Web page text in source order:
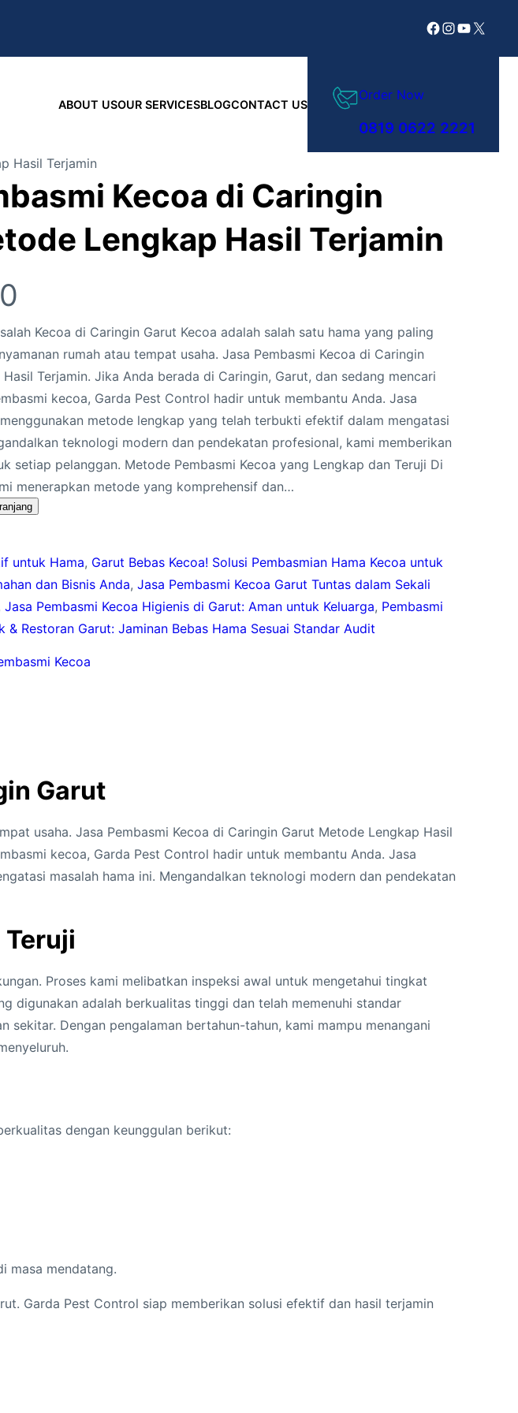
Facebook
Instagram
YouTube
X
ABOUT USOUR SERVICESBLOGCONTACT US
Order Now
0819 0622 2221
Hasil Terjamin
Kecoa di Caringin
Lengkap Hasil Terjamin
Kecoa di Caringin Garut Kecoa adalah salah satu hama yang paling
rumah atau tempat usaha. Jasa Pembasmi Kecoa di Caringin
Terjamin. Jika Anda berada di Caringin, Garut, dan sedang mencari
kecoa, Garda Pest Control hadir untuk membantu Anda. Jasa
metode lengkap yang telah terbukti efektif dalam mengatasi
teknologi modern dan pendekatan profesional, kami memberikan
setiap pelanggan. Metode Pembasmi Kecoa yang Lengkap dan Teruji Di
menerapkan metode yang komprehensif dan…
untuk Hama, Garut Bebas Kecoa! Solusi Pembasmian Hama Kecoa untuk
dan Bisnis Anda, Jasa Pembasmi Kecoa Garut Tuntas dalam Sekali
Jasa Pembasmi Kecoa Higienis di Garut: Aman untuk Keluarga, Pembasmi
& Restoran Garut: Jaminan Bebas Hama Sesuai Standar Audit
Kecoa
Garut
usaha. Jasa Pembasmi Kecoa di Caringin Garut Metode Lengkap Hasil
kecoa, Garda Pest Control hadir untuk membantu Anda. Jasa
masalah hama ini. Mengandalkan teknologi modern dan pendekatan
Proses kami melibatkan inspeksi awal untuk mengetahui tingkat
digunakan adalah berkualitas tinggi dan telah memenuhi standar
sekitar. Dengan pengalaman bertahun-tahun, kami mampu menangani
dengan keunggulan berikut:
masa mendatang.
Garda Pest Control siap memberikan solusi efektif dan hasil terjamin